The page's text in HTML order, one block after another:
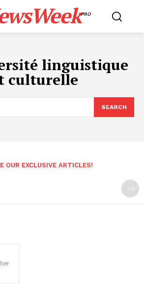
PRO
linguistique
culturelle
SEARCH
OUR EXCLUSIVE ARTICLES!